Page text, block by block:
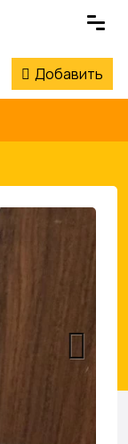
Добавить